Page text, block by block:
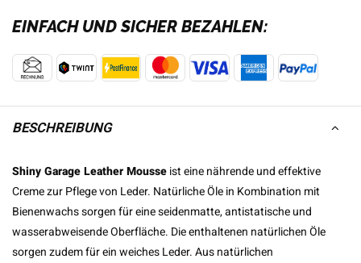
EINFACH UND SICHER BEZAHLEN:
BESCHREIBUNG
Shiny Garage Leather Mousseist eine nährende und effektive
Creme zur Pflege von Leder. Natürliche Öle in Kombination mit
Bienenwachs sorgen für eine seidenmatte, antistatische und
wasserabweisende Oberfläche. Die enthaltenen natürlichen Öle
sorgen zudem für ein weiches Leder. Aus natürlichen